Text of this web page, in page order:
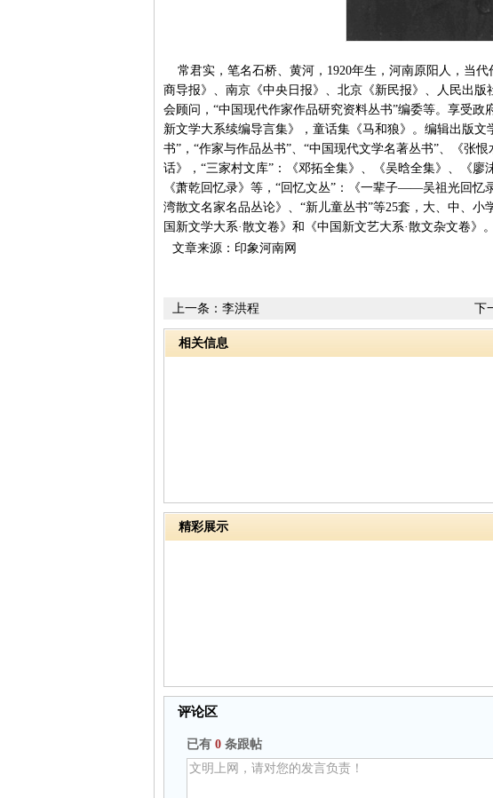
常君实，笔名石桥、黄河，1920年生，河南原阳人，当
商导报》、南京《中央日报》、北京《新民报》、人民出
会顾问，“中国现代作家作品研究资料丛书”编委等。享受政
新文学大系续编导言集》，童话集《马和狼》。编辑出版
书”，“作家与作品丛书”、“中国现代文学名著丛书”、《张
话》，“三家村文库”：《邓拓全集》、《吴晗全集》、《廖
《萧乾回忆录》等，“回忆文丛”：《一辈子——吴祖光回
湾散文名家名品丛论》、“新儿童丛书”等25套，大、中、
国新文学大系·散文卷》和《中国新文艺大系·散文杂文卷》。
文章来源：印象河南网
下
上一条： 李洪程
相关信息
精彩展示
评论区
已有 0 条跟帖